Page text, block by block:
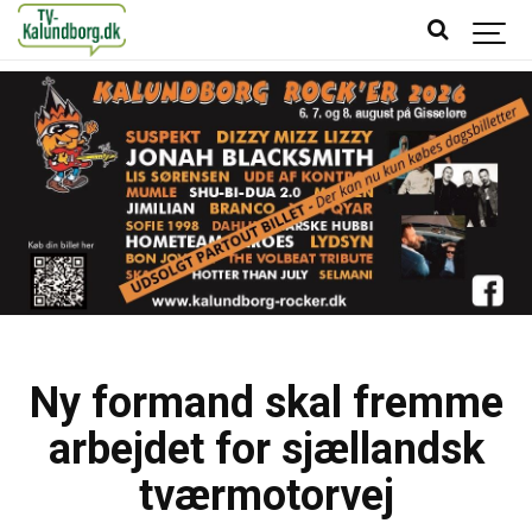
Ny formand skal fremme
arbejdet for sjællandsk
tværmotorvej